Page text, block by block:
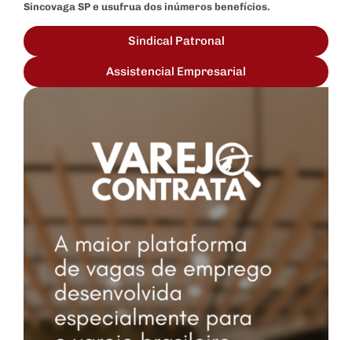
Sincovaga SP e usufrua dos inúmeros benefícios.
Sindical Patronal
Assistencial Empresarial